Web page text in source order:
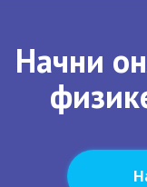
Начни